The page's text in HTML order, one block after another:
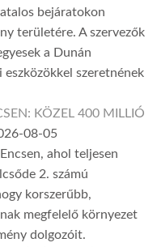
bejáratokon
területére. A szervezők
a Dunán
szeretnének
KÖZEL 400 MILLIÓ
08-05
ahol teljesen
2. számú
korszerűbb,
megfelelő környezet
dolgozóit.